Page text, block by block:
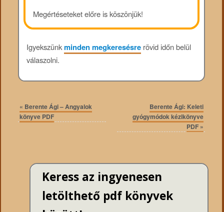
Megértéseteket előre is köszönjük!
Igyekszünkminden megkeresésrerövid időn belül
válaszolni.
« Berente Ági – Angyalok
könyve PDF
Berente Ági: Keleti
gyógymódok kézikönyve
PDF »
Keress az ingyenesen
letölthető pdf könyvek